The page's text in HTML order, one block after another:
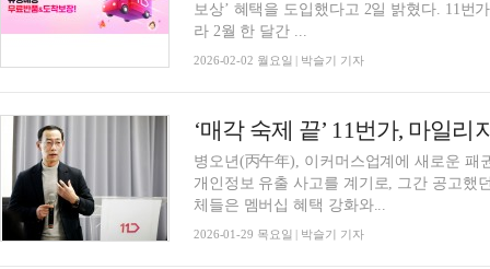
보상’ 혜택을 도입했다고 2일 밝혔다. 11번가는 설 명절을 앞두고 ‘슈팅배송’ 수요 증가에 따
라 2월 한 달간 ...
2026-02-02 월요일 | 박슬기 기자
병오년(丙午年), 이커머스업계에 새로운 패
개인정보 유출 사고를 계기로, 그간 공고했
체들은 멤버십 혜택 강화와...
2026-01-29 목요일 | 박슬기 기자